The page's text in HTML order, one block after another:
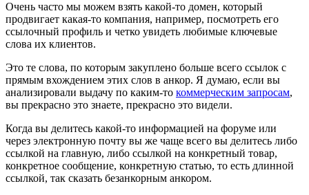
Очень часто мы можем взять какой-то домен, который
продвигает какая-то компания, например, посмотреть его
ссылочный профиль и четко увидеть любимые ключевые
слова их клиентов.
Это те слова, по которым закуплено больше всего ссылок с
прямым вхождением этих слов в анкор. Я думаю, если вы
анализировали выдачу по каким-то коммерческим запросам,
вы прекрасно это знаете, прекрасно это видели.
Когда вы делитесь какой-то информацией на форуме или
через электронную почту вы же чаще всего вы делитесь либо
ссылкой на главную, либо ссылкой на конкретный товар,
конкретное сообщение, конкретную статью, то есть длинной
ссылкой, так сказать безанкорным анкором.